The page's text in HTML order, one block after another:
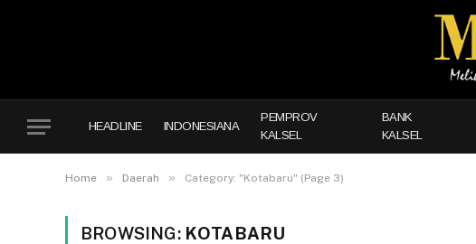
HEADLINE INDONESIANA
PEMPROV
KALSEL
BANK
KALSEL
Home » Daerah » Category: "Kotabaru" (Page 3)
BROWSING: KOTABARU